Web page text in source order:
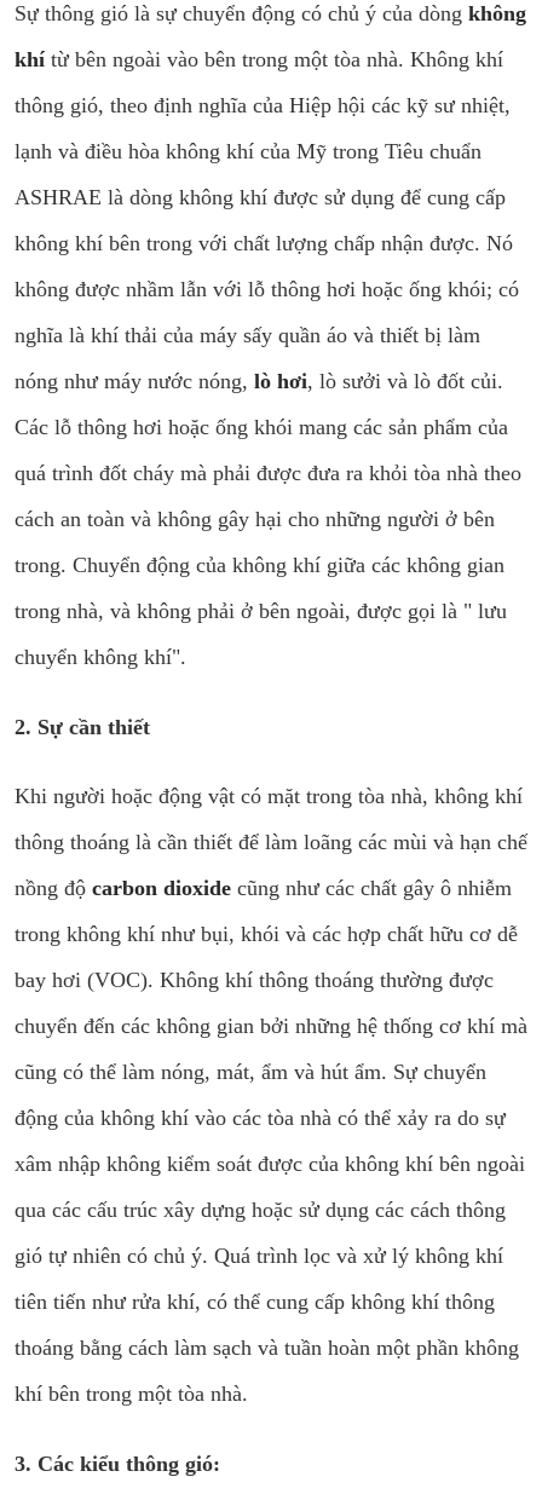
Sự thông gió là sự chuyển động có chủ ý của dòng không
khí từ bên ngoài vào bên trong một tòa nhà. Không khí
thông gió, theo định nghĩa của Hiệp hội các kỹ sư nhiệt,
lạnh và điều hòa không khí của Mỹ trong Tiêu chuẩn
ASHRAE là dòng không khí được sử dụng để cung cấp
không khí bên trong với chất lượng chấp nhận được. Nó
không được nhầm lẫn với lỗ thông hơi hoặc ống khói; có
nghĩa là khí thải của máy sấy quần áo và thiết bị làm
nóng như máy nước nóng, lò hơi, lò sưởi và lò đốt củi.
Các lỗ thông hơi hoặc ống khói mang các sản phẩm của
quá trình đốt cháy mà phải được đưa ra khỏi tòa nhà theo
cách an toàn và không gây hại cho những người ở bên
trong. Chuyển động của không khí giữa các không gian
trong nhà, và không phải ở bên ngoài, được gọi là " lưu
chuyển không khí".
2. Sự cần thiết
Khi người hoặc động vật có mặt trong tòa nhà, không khí
thông thoáng là cần thiết để làm loãng các mùi và hạn chế
nồng độ carbon dioxide cũng như các chất gây ô nhiễm
trong không khí như bụi, khói và các hợp chất hữu cơ dễ
bay hơi (VOC). Không khí thông thoáng thường được
chuyển đến các không gian bởi những hệ thống cơ khí mà
cũng có thể làm nóng, mát, ẩm và hút ẩm. Sự chuyển
động của không khí vào các tòa nhà có thể xảy ra do sự
xâm nhập không kiểm soát được của không khí bên ngoài
qua các cấu trúc xây dựng hoặc sử dụng các cách thông
gió tự nhiên có chủ ý. Quá trình lọc và xử lý không khí
tiên tiến như rửa khí, có thể cung cấp không khí thông
thoáng bằng cách làm sạch và tuần hoàn một phần không
khí bên trong một tòa nhà.
3. Các kiểu thông gió: